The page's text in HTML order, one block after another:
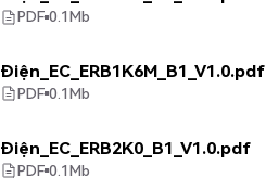
PDF 0.1Mb
Điện_EC_ERB1K6M_B1_V1.0.pdf
PDF 0.1Mb
Điện_EC_ERB2K0_B1_V1.0.pdf
PDF 0.1Mb